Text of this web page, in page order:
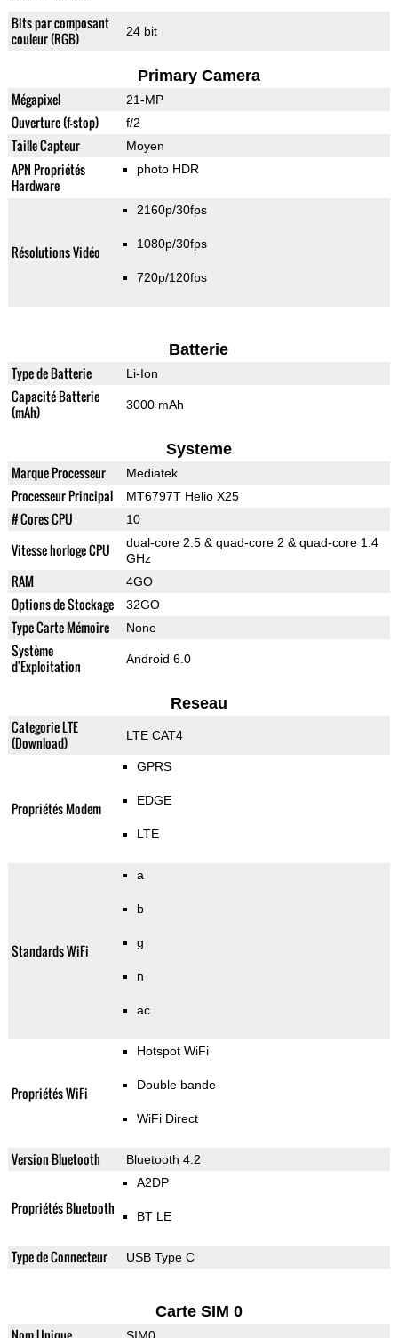
Bits par composant
couleur (RGB)
24 bit
Primary Camera
Mégapixel 21-MP
Ouverture (f-stop) f/2
Taille Capteur Moyen
APN Propriétés
Hardware
photo HDR
Résolutions Vidéo
2160p/30fps
1080p/30fps
720p/120fps
Batterie
Type de Batterie Li-Ion
Capacité Batterie
(mAh)
3000 mAh
Systeme
Marque Processeur Mediatek
Processeur Principal MT6797T Helio X25
# Cores CPU 10
Vitesse horloge CPU
dual-core 2.5 & quad-core 2 & quad-core 1.4
GHz
RAM 4GO
Options de Stockage 32GO
Type Carte Mémoire None
Système
d'Exploitation
Android 6.0
Reseau
Categorie LTE
(Download)
LTE CAT4
Propriétés Modem
GPRS
EDGE
LTE
Standards WiFi
a
b
g
n
ac
Propriétés WiFi
Hotspot WiFi
Double bande
WiFi Direct
Version Bluetooth Bluetooth 4.2
Propriétés Bluetooth
A2DP
BT LE
Type de Connecteur USB Type C
Carte SIM 0